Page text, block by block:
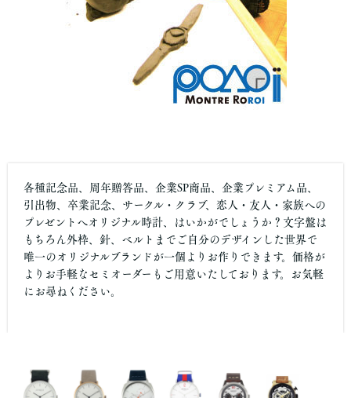
各種記念品、周年贈答品、企業SP商品、企業プレミアム品、
引出物、卒業記念、サークル・クラブ、恋人・友人・家族への
プレゼントへオリジナル時計、はいかがでしょうか？文字盤は
もちろん外枠、針、ベルトまでご自分のデザインした世界で
唯一のオリジナルブランドが一個よりお作りできます。価格が
よりお手軽なセミオーダーもご用意いたしております。お気軽
にお尋ねください。